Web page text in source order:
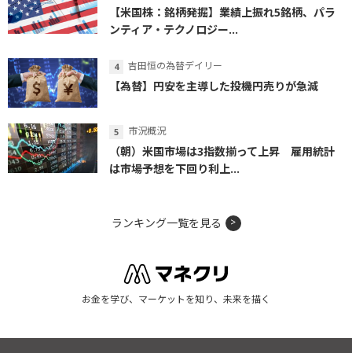
【米国株：銘柄発掘】業績上振れ5銘柄、パラ
ンティア・テクノロジー...
吉田恒の為替デイリー
【為替】円安を主導した投機円売りが急減
市況概況
（朝）米国市場は3指数揃って上昇 雇用統計
は市場予想を下回り利上...
ランキング一覧を見る
お金を学び、マーケットを知り、未来を描く